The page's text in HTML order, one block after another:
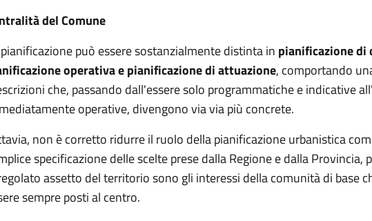
del Comune
può essere sostanzialmente distinta in pianificazione
operativa e pianificazione di attuazione, comportando
che, passando dall'essere solo programmatiche e indicative
operative, divengono via via più concrete.
non è corretto ridurre il ruolo della pianificazione urbanistica
specificazione delle scelte prese dalla Regione e dalla Provincia,
assetto del territorio sono gli interessi della comunità di base
sempre posti al centro.